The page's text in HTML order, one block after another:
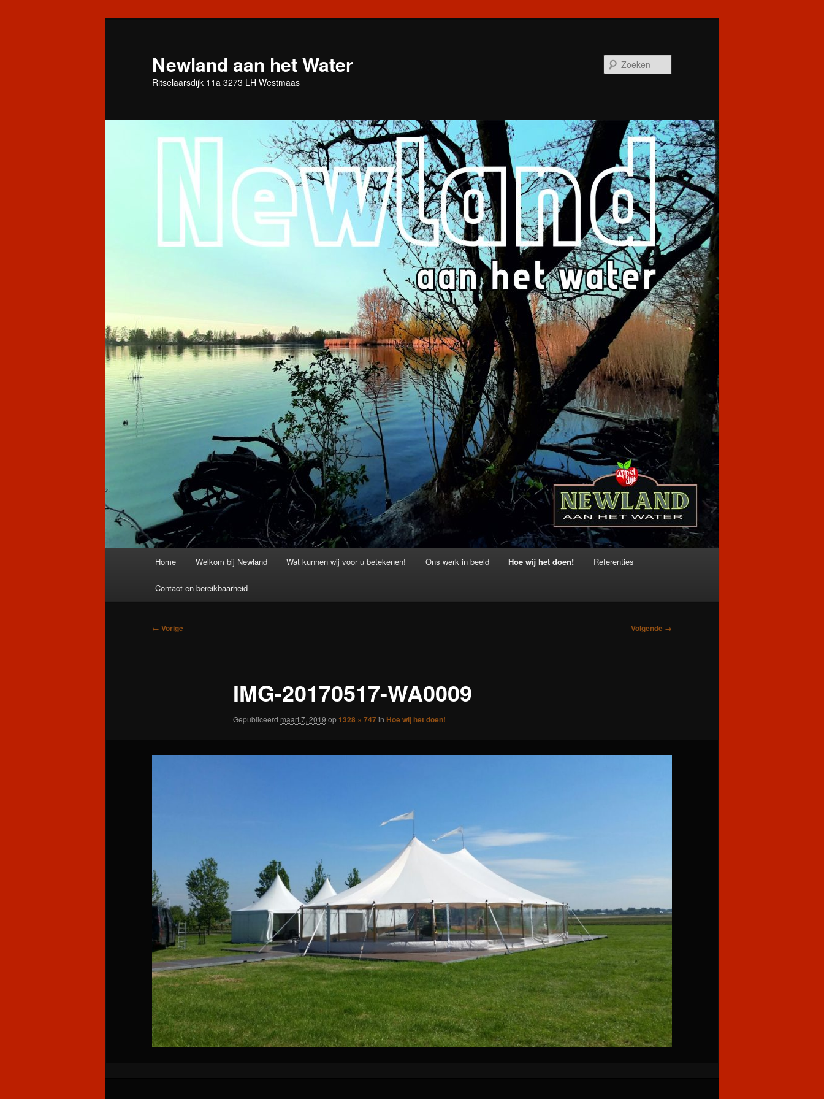
Newland aan het Water
Ritselaarsdijk 11a 3273 LH Westmaas
Home Welkom bij Newland Wat kunnen wij voor u betekenen! Ons werk in beeld Hoe wij het doen! Referenties
Contact en bereikbaarheid
Afbeeldingsnavigatie
← Vorige Volgende →
IMG-20170517-WA0009
Gepubliceerd maart 7, 2019 op 1328 × 747in Hoe wij het doen!